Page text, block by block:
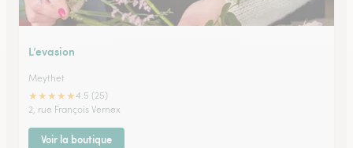
L’evasion
Meythet
★★★★★4.5 (25)
2, rue François Vernex
Voir la boutique